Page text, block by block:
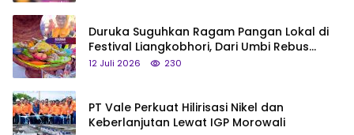
Duruka Suguhkan Ragam Pangan Lokal di
Festival Liangkobhori, Dari Umbi Rebus
hingga Tumpeng Beras Muna
12 Juli 2026 230
PT Vale Perkuat Hilirisasi Nikel dan
Keberlanjutan Lewat IGP Morowali